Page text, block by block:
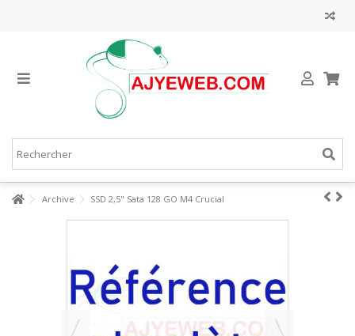
Archive SSD 2,5" Sata 128 GO M4 Crucial